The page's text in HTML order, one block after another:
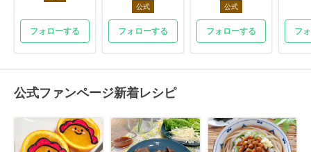
フォローする
公式
フォローする
公式
フォローする フ
公式ファンページ新着レシピ